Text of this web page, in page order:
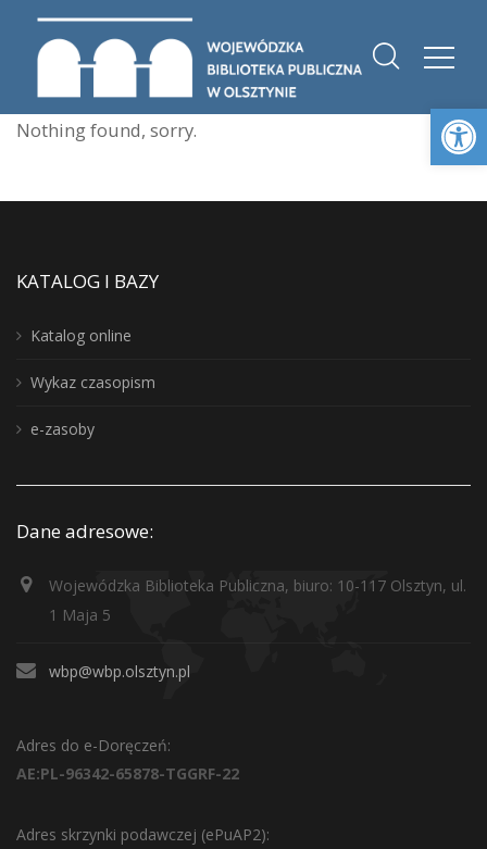
Nothing found, sorry.
KATALOG I BAZY
Katalog online
Wykaz czasopism
e-zasoby
Dane adresowe:
Wojewódzka Biblioteka Publiczna, biuro: 10-117 Olsztyn, ul.
1 Maja 5
wbp@wbp.olsztyn.pl
Adres do e-Doręczeń:
AE:PL-96342-65878-TGGRF-22
Adres skrzynki podawczej (ePuAP2):